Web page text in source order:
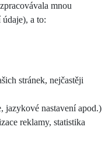
mnou
a to:
stránek, nejčastěji
jazykové nastavení apod.)
reklamy, statistika